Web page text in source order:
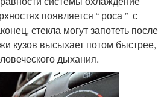
появляется “ роса ” с
стекла могут запотеть после
кузов высыхает потом быстрее,
дыхания.